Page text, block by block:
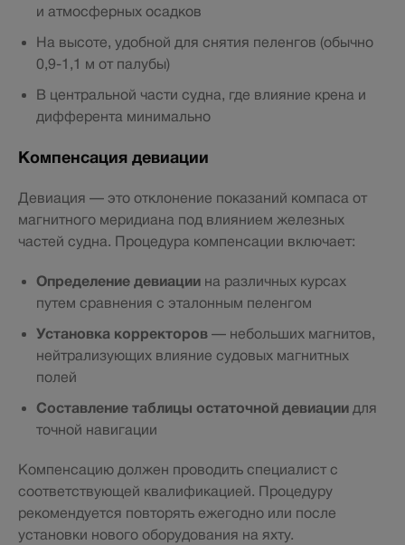
и атмосферных осадков
На высоте, удобной для снятия пеленгов (обычно
0,9-1,1 м от палубы)
В центральной части судна, где влияние крена и
дифферента минимально
Компенсация девиации
Девиация — это отклонение показаний компаса от
магнитного меридиана под влиянием железных
частей судна. Процедура компенсации включает:
Определение девиации на различных курсах
путем сравнения с эталонным пеленгом
Установка корректоров — небольших магнитов,
нейтрализующих влияние судовых магнитных
полей
Составление таблицы остаточной девиации для
точной навигации
Компенсацию должен проводить специалист с
соответствующей квалификацией. Процедуру
рекомендуется повторять ежегодно или после
установки нового оборудования на яхту.